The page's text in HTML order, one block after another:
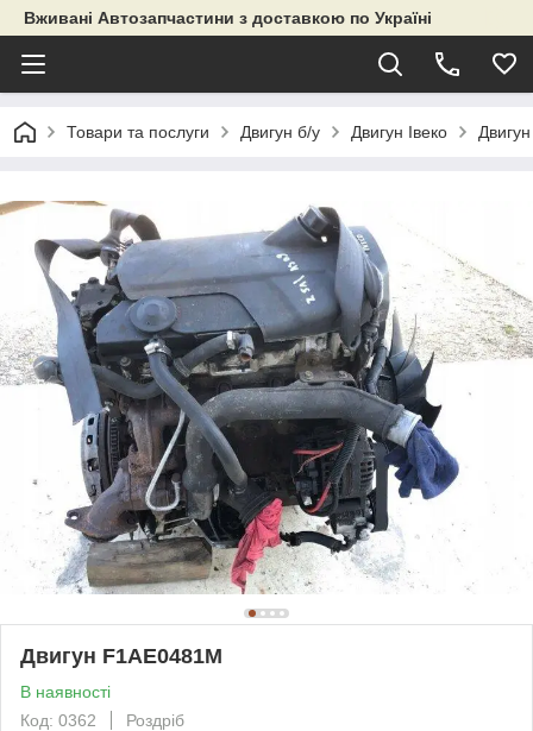
Вживані Автозапчастини з доставкою по Україні
Товари та послуги Двигун б/у Двигун Івеко
Двигун F1AE0481M
В наявності
Код: 0362
Роздріб